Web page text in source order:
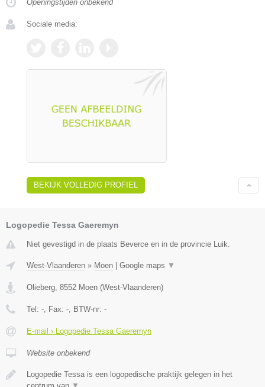
Openingstijden onbekend
Sociale media:
BEKIJK VOLLEDIG PROFIEL
Logopedie Tessa Gaeremyn
Niet gevestigd in de plaats Beverce en in de provincie Luik.
West-Vlaanderen » Moen Google maps ▼
Olieberg, 8552 Moen (West-Vlaanderen)
Tel: -, Fax: -, BTW-nr: -
E-mail › Logopedie Tessa Gaeremyn
Website onbekend
Logopedie Tessa is een logopedische praktijk gelegen in het